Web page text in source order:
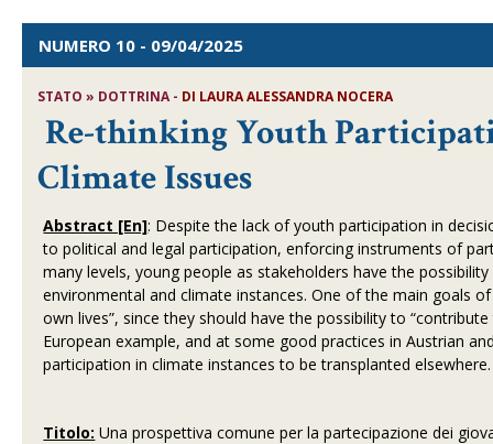
NUMERO 10 - 09/04/2025
STATO » DOTTRINA - DI LAURA ALESSANDRA NOCERA
Re-thinking Youth
Climate Issues
Abstract [En]: Despite the lack of youth participation in
to political and legal participation, enforcing instruments of
many levels, young people as stakeholders have the
environmental and climate instances. One of the main goals
own lives”, since they should have the possibility to
European example, and at some good practices in Austrian
participation in climate instances to be transplanted
Titolo: Una prospettiva comune per la partecipazione dei